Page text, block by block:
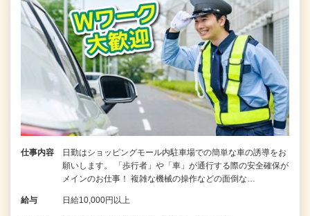
仕事内容
日勤はショッピングモール内駐車場での簡単な車の誘導をお
願いします。 「歩行者」や「車」が通行する際の安全確保が
メインのお仕事！ 複雑な機械の操作などの面倒な…
給与 日給10,000円以上